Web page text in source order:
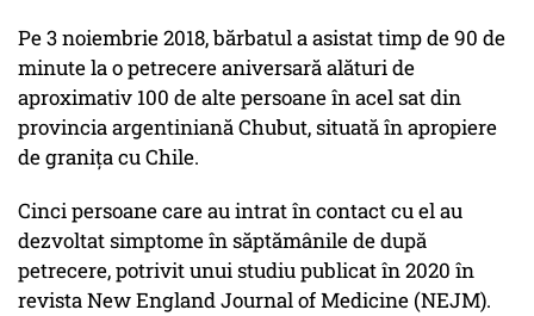
Pe 3 noiembrie 2018, bărbatul a asistat timp de 90 de
minute la o petrecere aniversară alături de
aproximativ 100 de alte persoane în acel sat din
provincia argentiniană Chubut, situată în apropiere
de graniţa cu Chile.
Cinci persoane care au intrat în contact cu el au
dezvoltat simptome în săptămânile de după
petrecere, potrivit unui studiu publicat în 2020 în
revista New England Journal of Medicine (NEJM).